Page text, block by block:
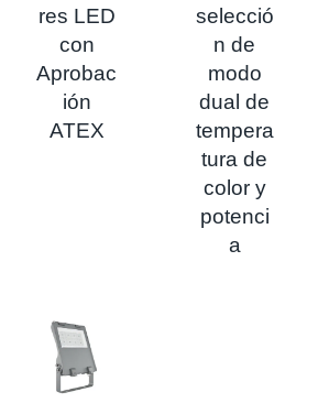
res LED
con
Aprobac
ión
ATEX
selecció
n de
modo
dual de
tempera
tura de
color y
potenci
a